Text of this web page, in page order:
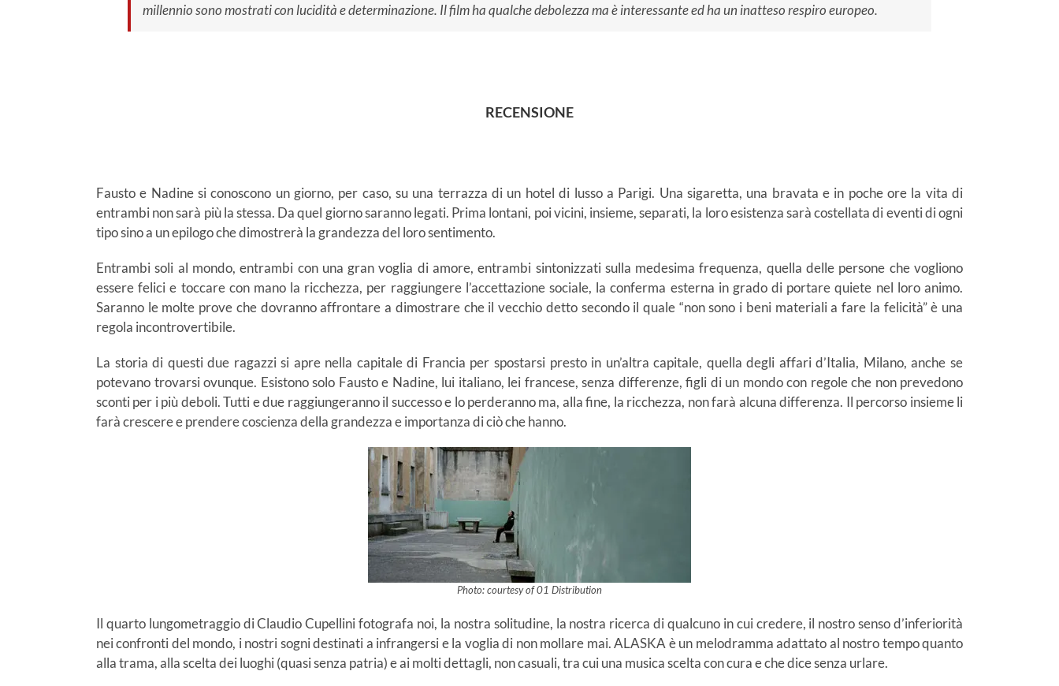
millennio sono mostrati con lucidità e determinazione. Il film ha qualche debolezza ma è interessante ed ha un inatteso respiro europeo.
RECENSIONE
Fausto e Nadine si conoscono un giorno, per caso, su una terrazza di un hotel di lusso a Parigi. Una sigaretta, una bravata e in poche ore la vita di
entrambi non sarà più la stessa. Da quel giorno saranno legati. Prima lontani, poi vicini, insieme, separati, la loro esistenza sarà costellata di eventi di ogni
tipo sino a un epilogo che dimostrerà la grandezza del loro sentimento.
Entrambi soli al mondo, entrambi con una gran voglia di amore, entrambi sintonizzati sulla medesima frequenza, quella delle persone che vogliono
essere felici e toccare con mano la ricchezza, per raggiungere l’accettazione sociale, la conferma esterna in grado di portare quiete nel loro animo.
Saranno le molte prove che dovranno affrontare a dimostrare che il vecchio detto secondo il quale “non sono i beni materiali a fare la felicità” è una
regola incontrovertibile.
La storia di questi due ragazzi si apre nella capitale di Francia per spostarsi presto in un’altra capitale, quella degli affari d’Italia, Milano, anche se
potevano trovarsi ovunque. Esistono solo Fausto e Nadine, lui italiano, lei francese, senza differenze, figli di un mondo con regole che non prevedono
sconti per i più deboli. Tutti e due raggiungeranno il successo e lo perderanno ma, alla fine, la ricchezza, non farà alcuna differenza. Il percorso insieme li
farà crescere e prendere coscienza della grandezza e importanza di ciò che hanno.
Photo: courtesy of 01 Distribution
Il quarto lungometraggio di Claudio Cupellini fotografa noi, la nostra solitudine, la nostra ricerca di qualcuno in cui credere, il nostro senso d’inferiorità
nei confronti del mondo, i nostri sogni destinati a infrangersi e la voglia di non mollare mai. ALASKA è un melodramma adattato al nostro tempo quanto
alla trama, alla scelta dei luoghi (quasi senza patria) e ai molti dettagli, non casuali, tra cui una musica scelta con cura e che dice senza urlare.